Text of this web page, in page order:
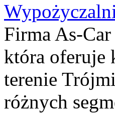
Firma As-
która oferuje
terenie
różnych